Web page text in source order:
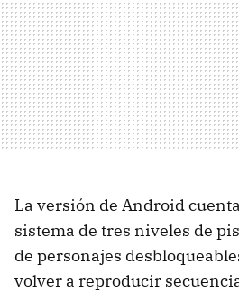
La versión de Android
sistema de tres niveles de
de personajes
volver a reproducir